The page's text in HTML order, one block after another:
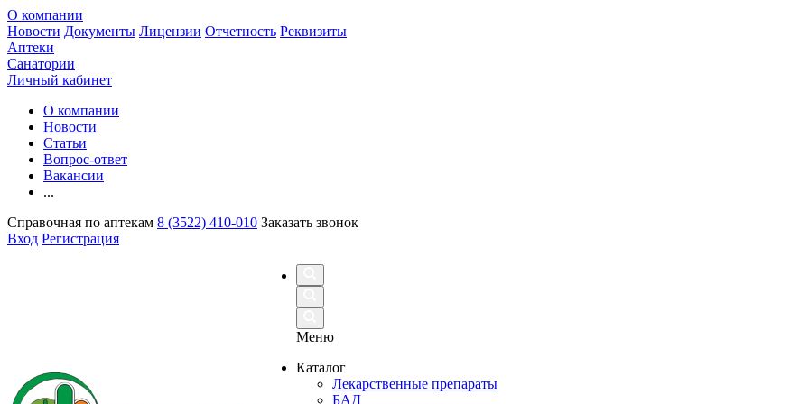
О компании
Новости Документы Лицензии Отчетность Реквизиты
Аптеки
Санатории
Личный кабинет
О компании
Новости
Статьи
Вопрос-ответ
Вакансии
...
Справочная по аптекам 8 (3522) 410-010 Заказать звонок
Вход Регистрация
Меню
Каталог
Лекарственные препараты
БАД